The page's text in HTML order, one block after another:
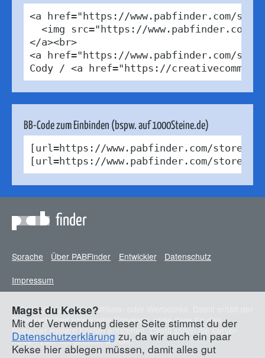
<a href="https://www.pabfinder.com/
<img src="https://www.pabfinder.com/
</a><br>
<a href="https://www.pabfinder.com/
Cody / <a href="https://
BB-Code zum Einbinden (bspw. auf 1000Steine.de)
[url=https://www.pabfinder.com/stores/
[url=https://www.pabfinder.com/stores/
finder
Sprache Über PABFinder Entwickler
Datenschutz
Impressum
* Markierte Links sind Affiliate- oder Werbelinks. Damit erhält der
Seitenbetreiber eine kleine Provision, ohne dass für den
Besucher weitere Kosten entstehen. Damit sollen die Server-
Kosten zum Teil gedeckt werden.
Magst du Kekse?
Mit der Verwendung dieser Seite stimmst du der
Datenschutzerklärung zu, da wir auch ein paar
Kekse hier ablegen müssen, damit alles gut